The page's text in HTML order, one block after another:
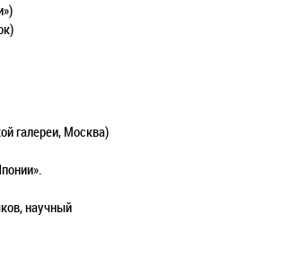
галереи, Москва)
научный